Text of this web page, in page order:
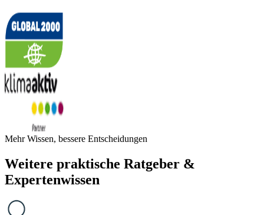
Mehr Wissen, bessere Entscheidungen
Weitere praktische Ratgeber &
Expertenwissen